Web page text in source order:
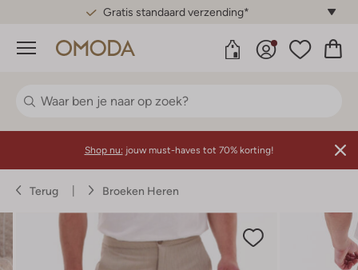
Gratis standaard verzending*
Menu
Shop nu: jouw must-haves tot 70% korting!
Terug Broeken Heren